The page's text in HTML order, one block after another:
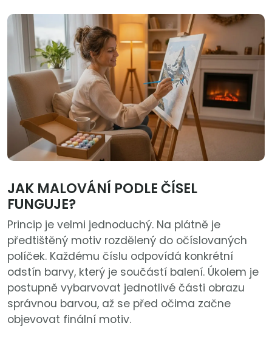
JAK MALOVÁNÍ PODLE ČÍSEL
FUNGUJE?
Princip je velmi jednoduchý. Na plátně je
předtištěný motiv rozdělený do očíslovaných
políček. Každému číslu odpovídá konkrétní
odstín barvy, který je součástí balení. Úkolem je
postupně vybarvovat jednotlivé části obrazu
správnou barvou, až se před očima začne
objevovat finální motiv.